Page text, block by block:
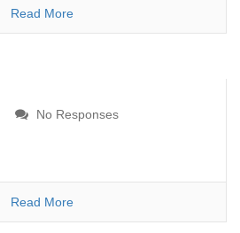
Read More
No Responses
Read More